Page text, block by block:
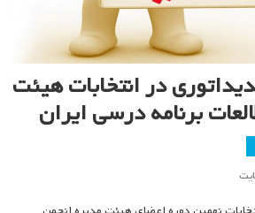
در انتخابات هیئت
برنامه درسی ایران